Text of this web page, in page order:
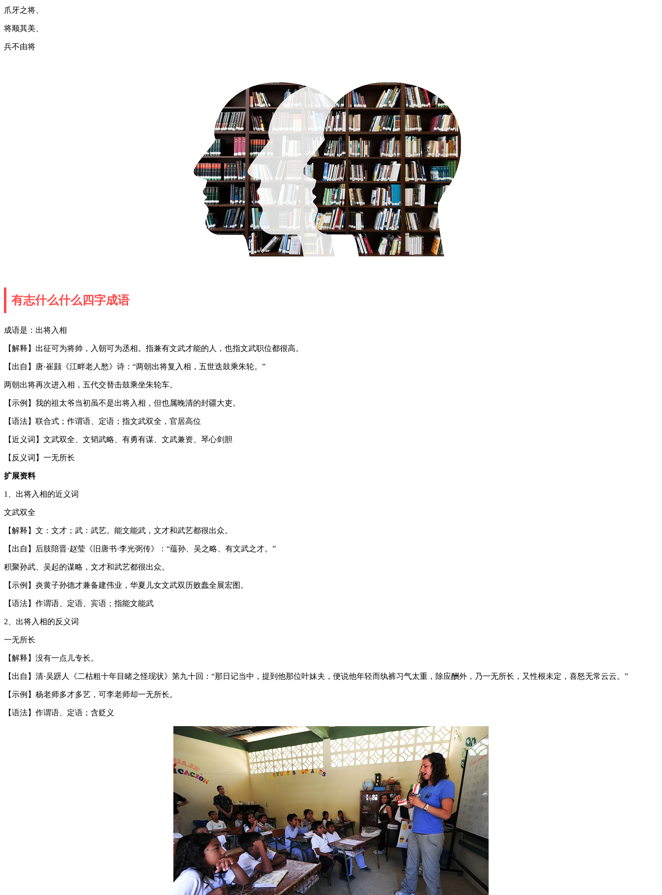
爪牙之将、
将顺其美、
兵不由将
有志什么什么四字成语
成语是：出将入相
【解释】出征可为将帅，入朝可为丞相。指兼有文武才能的人，也指文武职位都很高。
【出自】唐·崔颢《江畔老人愁》诗：“两朝出将复入相，五世迭鼓乘朱轮。”
两朝出将再次进入相，五代交替击鼓乘坐朱轮车。
【示例】我的祖太爷当初虽不是出将入相，但也属晚清的封疆大吏。
【语法】联合式；作谓语、定语；指文武双全，官居高位
【近义词】文武双全、文韬武略、有勇有谋、文武兼资、琴心剑胆
【反义词】一无所长
扩展资料
1、出将入相的近义词
文武双全
【解释】文：文才；武：武艺。能文能武，文才和武艺都很出众。
【出自】后肢陪晋·赵莹《旧唐书·李光弼传》：“蕴孙、吴之略、有文武之才。”
积聚孙武、吴起的谋略，文才和武艺都很出众。
【示例】炎黄子孙德才兼备建伟业，华夏儿女文武双历败蠢全展宏图。
【语法】作谓语、定语、宾语；指能文能武
2、出将入相的反义词
一无所长
【解释】没有一点儿专长。
【出自】清·吴趼人《二枯粗十年目睹之怪现状》第九十回：“那日记当中，提到他那位叶妹夫，便说他年轻而纨裤习气太重，除应酬外，乃一无所长，又性根未定，喜怒无常云云。”
【示例】杨老师多才多艺，可李老师却一无所长。
【语法】作谓语、定语；含贬义